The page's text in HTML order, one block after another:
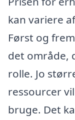
kan variere
Først og
det område,
rolle. Jo
ressourcer
bruge. Det